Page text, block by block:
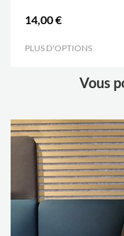
14,00 €
PLUS D'OPTIONS
Vous